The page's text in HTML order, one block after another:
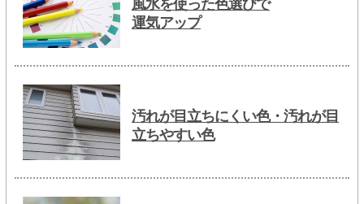
風水を使った色選びで
運気アップ
汚れが目立ちにくい色・汚れが目
立ちやすい色